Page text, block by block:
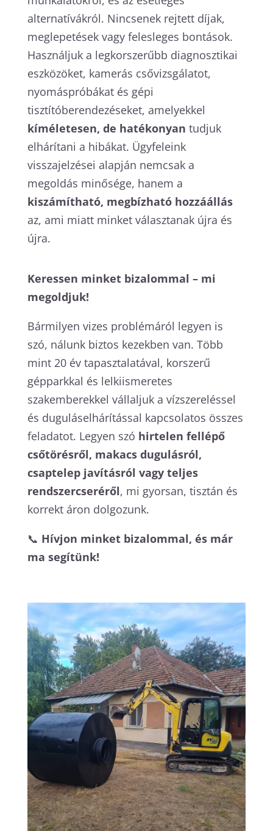
alternatívákról. Nincsenek rejtett díjak,
meglepetések vagy felesleges bontások.
Használjuk a legkorszerűbb diagnosztikai
eszközöket, kamerás csővizsgálatot,
nyomáspróbákat és gépi
tisztítóberendezéseket, amelyekkel
kíméletesen, de hatékonyan tudjuk
elhárítani a hibákat. Ügyfeleink
visszajelzései alapján nemcsak a
megoldás minősége, hanem a
kiszámítható, megbízható hozzáállás
az, ami miatt minket választanak újra és
újra.
Keressen minket bizalommal – mi
megoldjuk!
Bármilyen vizes problémáról legyen is
szó, nálunk biztos kezekben van. Több
mint 20 év tapasztalatával, korszerű
gépparkkal és lelkiismeretes
szakemberekkel vállaljuk a vízszereléssel
és duguláselhárítással kapcsolatos összes
feladatot. Legyen szó hirtelen fellépő
csőtörésről, makacs dugulásról,
csaptelep javításról vagy teljes
rendszercseréről, mi gyorsan, tisztán és
korrekt áron dolgozunk.
📞 Hívjon minket bizalommal, és már
ma segítünk!